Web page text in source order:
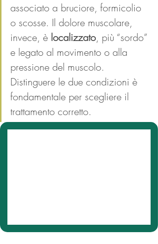
associato a bruciore, formicolio
o scosse. Il dolore muscolare,
invece, è localizzato, più “sordo”
e legato al movimento o alla
pressione del muscolo.
Distinguere le due condizioni è
fondamentale per scegliere il
trattamento corretto.